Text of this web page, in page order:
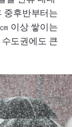
중후반부터는
이상 쌓이는
도권에도 큰